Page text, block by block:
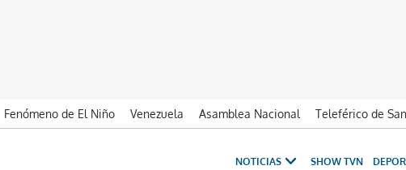
Fenómeno de El Niño Venezuela Asamblea Nacional
Teleférico de
NOTICIAS SHOW TVN